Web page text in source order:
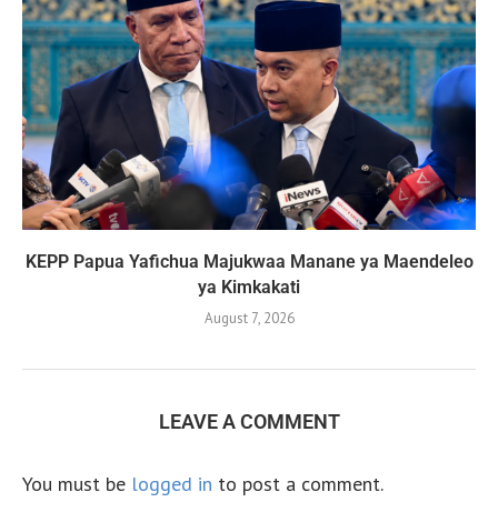
KEPP Papua Yafichua Majukwaa Manane ya Maendeleo
ya Kimkakati
August 7, 2026
LEAVE A COMMENT
You must be logged in to post a comment.